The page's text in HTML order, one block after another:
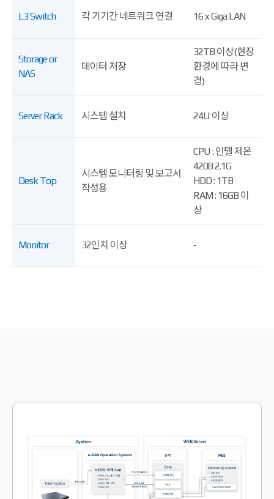
L3 Switch 각 기기간 네트워크 연결 16 x Giga LAN
Storage or
NAS
데이터 저장
32TB 이상(현장
환경에 따라 변
경)
Server Rack 시스템 설치 24U 이상
Desk Top
시스템 모니터링 및 보고서
작성용
CPU : 인텔 제온
4208 2.1G
HDD : 1TB
RAM : 16GB 이
상
Monitor 32인치 이상 -